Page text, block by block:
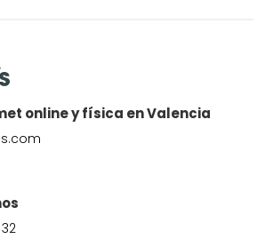
online y física en Valencia